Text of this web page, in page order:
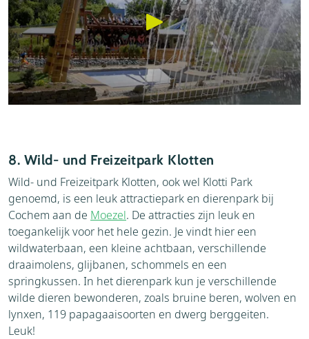
8. Wild- und Freizeitpark Klotten
Wild- und Freizeitpark Klotten, ook wel Klotti Park
genoemd, is een leuk attractiepark en dierenpark bij
Cochem aan de Moezel. De attracties zijn leuk en
toegankelijk voor het hele gezin. Je vindt hier een
wildwaterbaan, een kleine achtbaan, verschillende
draaimolens, glijbanen, schommels en een
springkussen. In het dierenpark kun je verschillende
wilde dieren bewonderen, zoals bruine beren, wolven en
lynxen, 119 papagaaisoorten en dwerg berggeiten.
Leuk!